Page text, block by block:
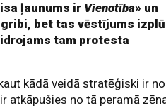
ļaunums ir Vienotība» un
bet tas vēstījums
tam protesta
kādā veidā stratēģiski ir no
atkāpušies no tā peramā